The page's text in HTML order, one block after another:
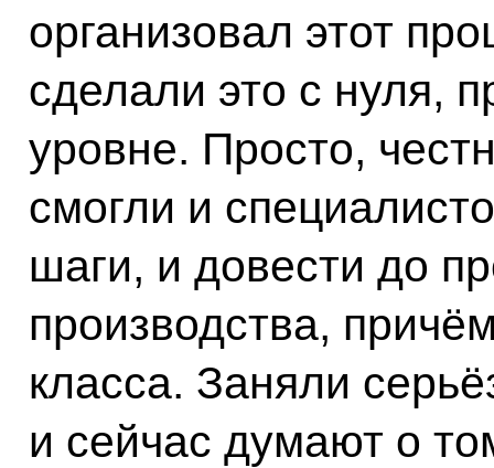
организовал этот
сделали это с нуля,
уровне. Просто,
смогли и
шаги, и довести до
производства,
класса. Заняли
и сейчас думают о